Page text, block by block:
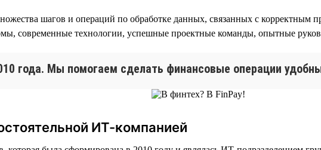
шагов и операций по обработке данных, связанных с корректным
современные технологии, успешные проектные команды, опытные
года. Мы помогаем сделать финансовые операции
ИТ-компанией